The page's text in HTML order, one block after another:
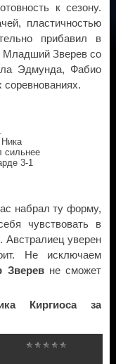
к сезону.
пластичностью
прибавил в
Младший Зверев со
Эдмунда, Фабио
сильнее
3-1
набрал ту форму,
чувствовать в
Австралиец уверен
Не исключаем
Зверевне сможет
Киргиоса за